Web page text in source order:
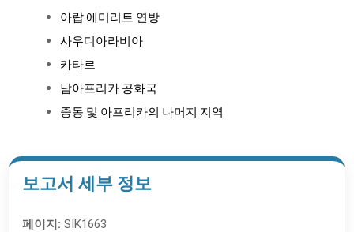
아랍 에미리트 연방
사우디아라비아
카타르
남아프리카 공화국
중동 및 아프리카의 나머지 지역
보고서 세부 정보
페이지: SIK1663